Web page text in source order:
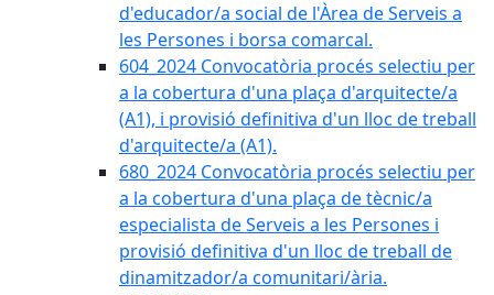
d'educador/a social de l'Àrea de Serveis a
les Persones i borsa comarcal.
604_2024 Convocatòria procés selectiu per
a la cobertura d'una plaça d'arquitecte/a
(A1), i provisió definitiva d'un lloc de treball
d'arquitecte/a (A1).
680_2024 Convocatòria procés selectiu per
a la cobertura d'una plaça de tècnic/a
especialista de Serveis a les Persones i
provisió definitiva d'un lloc de treball de
dinamitzador/a comunitari/ària.